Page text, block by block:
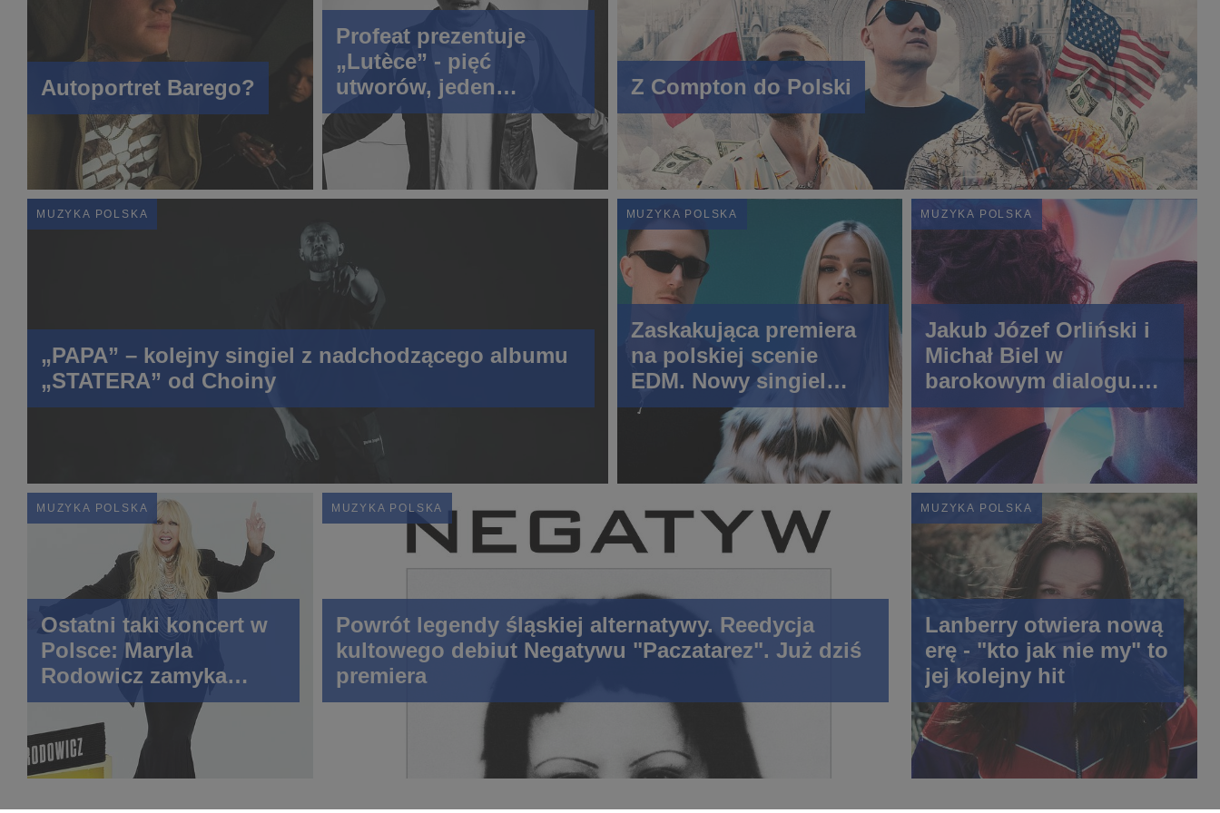
Autoportret Barego?
Profeat prezentuje
„Lutèce” - pięć
utworów, jeden
kierunek
Z Compton do Polski
MUZYKA POLSKA
„PAPA” – kolejny singiel z nadchodzącego albumu
„STATERA” od Choiny
MUZYKA POLSKA
Zaskakująca premiera
na polskiej scenie
EDM. Nowy singiel
Faded Dollars i NEL
MUZYKA POLSKA
Jakub Józef Orliński i
Michał Biel w
barokowym dialogu.
Premiera albumu „If
music..."
MUZYKA POLSKA
Ostatni taki koncert w
Polsce: Maryla
Rodowicz zamyka
historię MTV
Unplugged
MUZYKA POLSKA
Powrót legendy śląskiej alternatywy. Reedycja
kultowego debiut Negatywu "Paczatarez". Już dziś
premiera
MUZYKA POLSKA
Lanberry otwiera nową
erę - "kto jak nie my" to
jej kolejny hit